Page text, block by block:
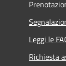
Leggi le
Richiesta